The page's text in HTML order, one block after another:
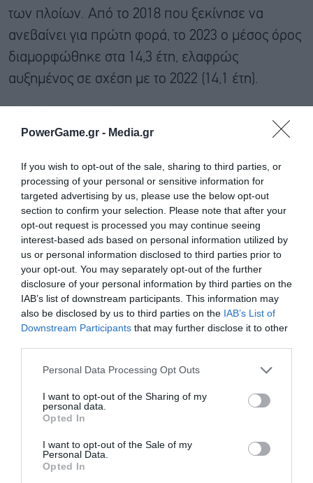
PowerGame.gr - Media.gr
If you wish to opt-out of the sale, sharing to third parties, or
processing of your personal or sensitive information for
targeted advertising by us, please use the below opt-out
section to confirm your selection. Please note that after your
opt-out request is processed you may continue seeing
interest-based ads based on personal information utilized by
us or personal information disclosed to third parties prior to
your opt-out. You may separately opt-out of the further
disclosure of your personal information by third parties on the
IAB’s list of downstream participants. This information may
also be disclosed by us to third parties on the IAB’s List of
Downstream Participants that may further disclose it to other
Personal Data Processing Opt Outs
I want to opt-out of the Sharing of my
personal data.
Opted In
I want to opt-out of the Sale of my
Personal Data.
Opted In
των πλοίων. Από το 2018 που ξεκίνησε να
ανεβαίνει για πρώτη φορά, το 2023 ο μέσος όρος
διαμορφώθηκε στα 14,3 έτη, ελαφρώς
αυξημένος σε σχέση με το 2022 (14,1 έτη).
Διαβάστε επίσης